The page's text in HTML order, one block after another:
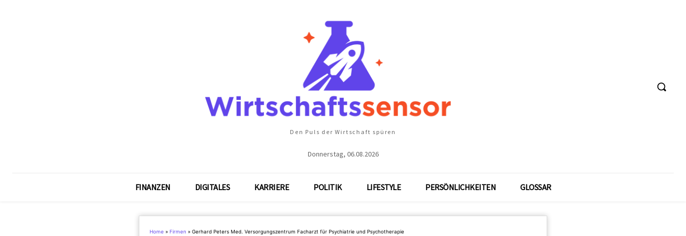
Den Puls der Wirtschaft spüren
Donnerstag, 06.08.2026
FINANZEN DIGITALES KARRIERE POLITIK LIFESTYLE PERSÖNLICHKEITEN GLOSSAR
Home » Firmen » Gerhard Peters Med. Versorgungszentrum Facharzt für Psychiatrie und Psychotherapie